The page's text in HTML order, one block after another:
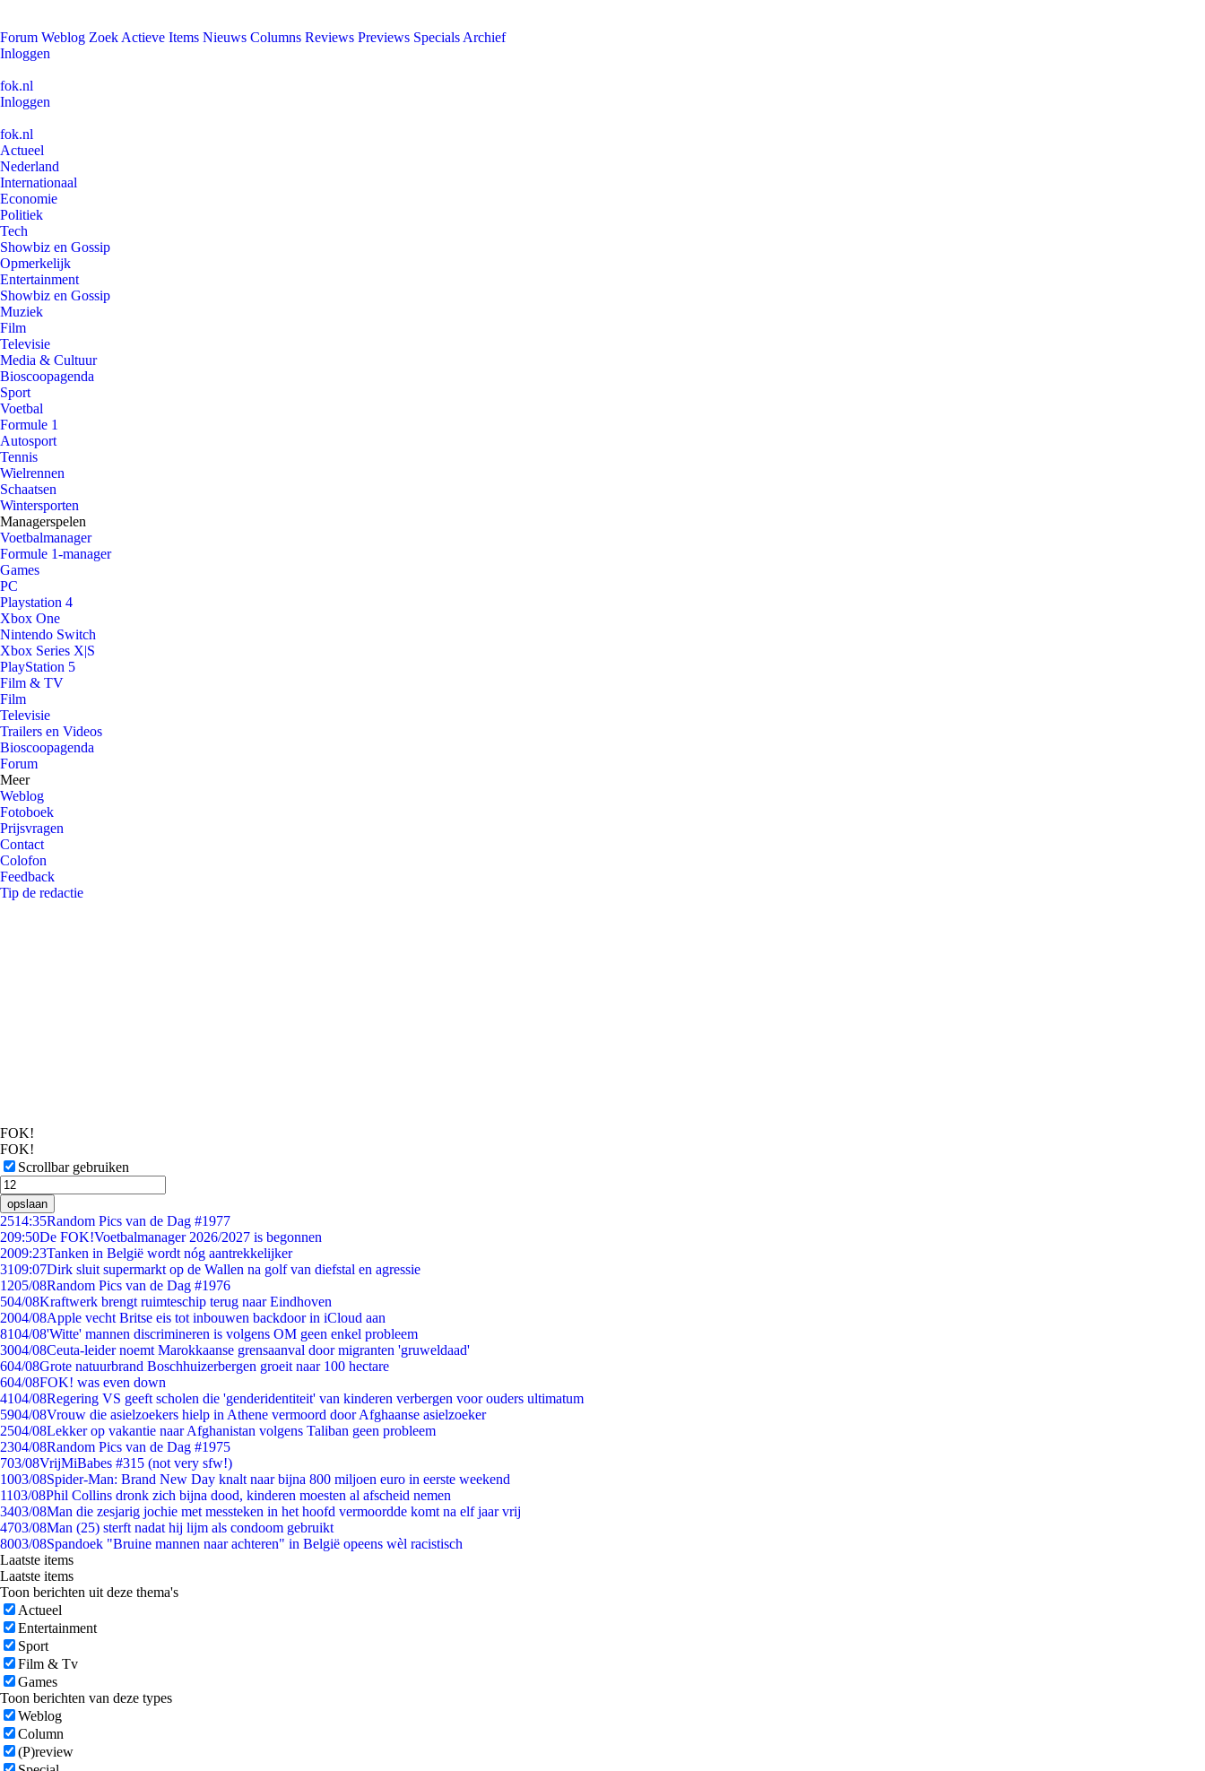
Forum Weblog Zoek Actieve Items Nieuws Columns Reviews Previews Specials Archief
Inloggen
fok.nl
Inloggen
fok.nl
Actueel
Nederland
Internationaal
Economie
Politiek
Tech
Showbiz en Gossip
Opmerkelijk
Entertainment
Showbiz en Gossip
Muziek
Film
Televisie
Media & Cultuur
Bioscoopagenda
Sport
Voetbal
Formule 1
Autosport
Tennis
Wielrennen
Schaatsen
Wintersporten
Managerspelen
Voetbalmanager
Formule 1-manager
Games
PC
Playstation 4
Xbox One
Nintendo Switch
Xbox Series X|S
PlayStation 5
Film & TV
Film
Televisie
Trailers en Videos
Bioscoopagenda
Forum
Meer
Weblog
Fotoboek
Prijsvragen
Contact
Colofon
Feedback
Tip de redactie
FOK!
FOK!
Scrollbar gebruiken
opslaan
2514:35Random Pics van de Dag #1977
209:50De FOK!Voetbalmanager 2026/2027 is begonnen
2009:23Tanken in België wordt nóg aantrekkelijker
3109:07Dirk sluit supermarkt op de Wallen na golf van diefstal en agressie
1205/08Random Pics van de Dag #1976
504/08Kraftwerk brengt ruimteschip terug naar Eindhoven
2004/08Apple vecht Britse eis tot inbouwen backdoor in iCloud aan
8104/08'Witte' mannen discrimineren is volgens OM geen enkel probleem
3004/08Ceuta-leider noemt Marokkaanse grensaanval door migranten 'gruweldaad'
604/08Grote natuurbrand Boschhuizerbergen groeit naar 100 hectare
604/08FOK! was even down
4104/08Regering VS geeft scholen die 'genderidentiteit' van kinderen verbergen voor ouders ultimatum
5904/08Vrouw die asielzoekers hielp in Athene vermoord door Afghaanse asielzoeker
2504/08Lekker op vakantie naar Afghanistan volgens Taliban geen probleem
2304/08Random Pics van de Dag #1975
703/08VrijMiBabes #315 (not very sfw!)
1003/08Spider-Man: Brand New Day knalt naar bijna 800 miljoen euro in eerste weekend
1103/08Phil Collins dronk zich bijna dood, kinderen moesten al afscheid nemen
3403/08Man die zesjarig jochie met messteken in het hoofd vermoordde komt na elf jaar vrij
4703/08Man (25) sterft nadat hij lijm als condoom gebruikt
8003/08Spandoek "Bruine mannen naar achteren" in België opeens wèl racistisch
Laatste items
Laatste items
Toon berichten uit deze thema's
Actueel
Entertainment
Sport
Film & Tv
Games
Toon berichten van deze types
Weblog
Column
(P)review